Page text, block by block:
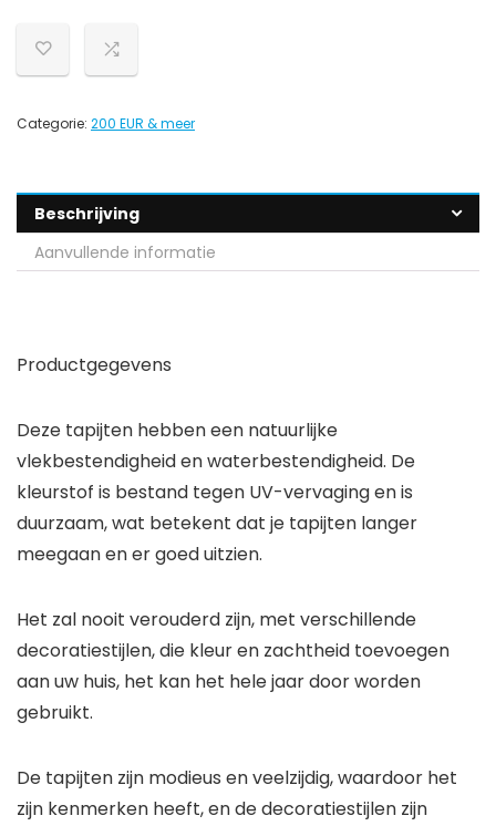
Categorie: 200 EUR & meer
Beschrijving
Aanvullende informatie
Productgegevens
Deze tapijten hebben een natuurlijke
vlekbestendigheid en waterbestendigheid. De
kleurstof is bestand tegen UV-vervaging en is
duurzaam, wat betekent dat je tapijten langer
meegaan en er goed uitzien.
Het zal nooit verouderd zijn, met verschillende
decoratiestijlen, die kleur en zachtheid toevoegen
aan uw huis, het kan het hele jaar door worden
gebruikt.
De tapijten zijn modieus en veelzijdig, waardoor het
zijn kenmerken heeft, en de decoratiestijlen zijn